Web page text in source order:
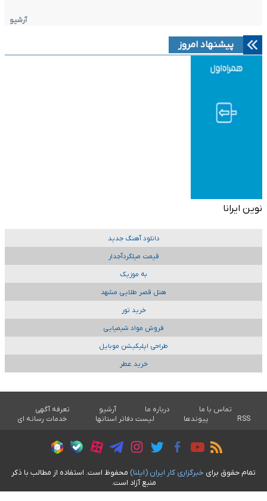
آرشیو
پیشنهاد امروز
نوین ایرانا
دانلود آهنگ جدید
قیمت میلگردآجدار
به موزیک
هتل قصر طلایی مشهد
خرید تور
فروش مواد شیمیایی
طراحی اپلیکیشن موبایل
خرید عطر
تماس با ما درباره ما آرشیو
تعرفه آگهی
RSS
پیوندها لیست دفاتر استانها خدمات رسانه ای
تمام حقوق برای خبرگزاری کار ايران (ايلنا) محفوظ است. استفاده از مطالب با ذکر
منبع آزاد است.